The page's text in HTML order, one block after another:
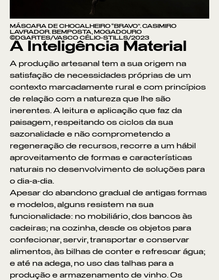
MÁSCARA DE CHOCALHEIRO “BRAVO”. CASIMIRO
LAVRADOR. BEMPOSTA, MOGADOURO
©DGARTES/VASCO CÉLIO-STILLS/2023
A Inteligência Material
A produção artesanal tem a sua origem na
satisfação de necessidades próprias de um
contexto marcadamente rural e com princípios
de relação com a natureza que lhe são
inerentes. A leitura e aplicação que faz da
paisagem, respeitando os ciclos da sua
sazonalidade e não comprometendo a
regeneração de recursos, recorre a um hábil
aproveitamento de formas e características
naturais no desenvolvimento de soluções para
o dia-a-dia.
Apesar do abandono gradual de antigas formas
e modelos, alguns resistem na sua
funcionalidade: no mobiliário, dos bancos às
cadeiras; na cozinha, desde os objetos para
confecionar, servir, transportar e conservar
alimentos, às bilhas de conter e refrescar água;
e até na adega, no uso das talhas para a
produção e armazenamento de vinho. Os